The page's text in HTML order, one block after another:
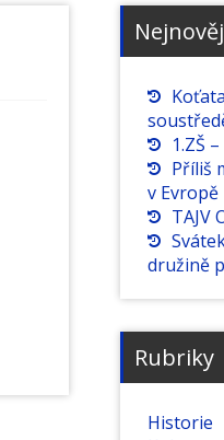
1.ZŠ
Příliš
v Evropě
TAJV
družině
Rubriky
Historie